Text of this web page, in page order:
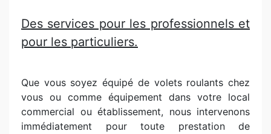
Des services pour les professionnels et
pour les particuliers.
Que vous soyez équipé de volets roulants chez
vous ou comme équipement dans votre local
commercial ou établissement, nous intervenons
immédiatement pour toute prestation de